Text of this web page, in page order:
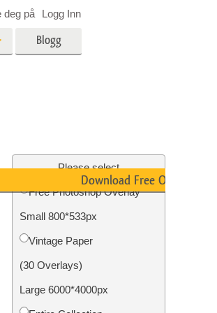
Blogg
deg på Logg Inn
Please select
Free Photoshop Overlay
Small 800*533px
Vintage Paper
(30 Overlays)
Large 6000*4000px
Download Free Overlay